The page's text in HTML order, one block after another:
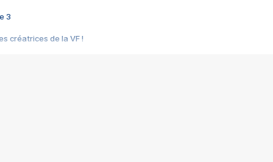
3
créatrices de la VF !